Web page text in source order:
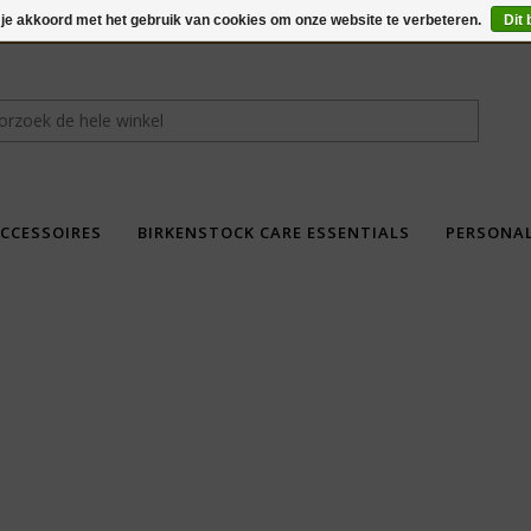
BIRKENSTOCK CARE ESSENTIALS
akkoord met het gebruik van cookies om onze website te verbeteren. Dit